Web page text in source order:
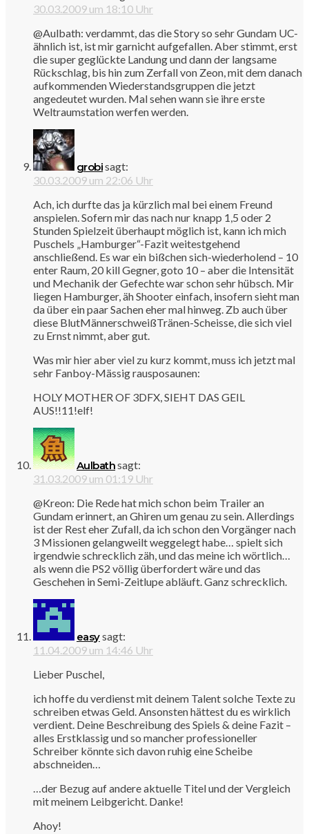
30.03.2009 um 18:10 Uhr
@Aulbath: verdammt, das die Story so sehr Gundam UC-
ähnlich ist, ist mir garnicht aufgefallen. Aber stimmt, erst
die super geglückte Landung und dann der langsame
Rückschlag, bis hin zum Zerfall von Zeon, mit dem danach
aufkommenden Wiederstandsgruppen die jetzt
angedeutet wurden. Mal sehen wann sie ihre erste
Weltraumstation werfen werden.
grobisagt:
30.03.2009 um 22:06 Uhr
Ach, ich durfte das ja kürzlich mal bei einem Freund
anspielen. Sofern mir das nach nur knapp 1,5 oder 2
Stunden Spielzeit überhaupt möglich ist, kann ich mich
Puschels „Hamburger“-Fazit weitestgehend
anschließend. Es war ein bißchen sich-wiederholend – 10
enter Raum, 20 kill Gegner, goto 10 – aber die Intensität
und Mechanik der Gefechte war schon sehr hübsch. Mir
liegen Hamburger, äh Shooter einfach, insofern sieht man
da über ein paar Sachen eher mal hinweg. Zb auch über
diese BlutMännerschweißTränen-Scheisse, die sich viel
zu Ernst nimmt, aber gut.
Was mir hier aber viel zu kurz kommt, muss ich jetzt mal
sehr Fanboy-Mässig rausposaunen:
HOLY MOTHER OF 3DFX, SIEHT DAS GEIL
AUS!!11!elf!
Aulbathsagt:
31.03.2009 um 01:19 Uhr
@Kreon: Die Rede hat mich schon beim Trailer an
Gundam erinnert, an Ghiren um genau zu sein. Allerdings
ist der Rest eher Zufall, da ich schon den Vorgänger nach
3 Missionen gelangweilt weggelegt habe… spielt sich
irgendwie schrecklich zäh, und das meine ich wörtlich…
als wenn die PS2 völlig überfordert wäre und das
Geschehen in Semi-Zeitlupe abläuft. Ganz schrecklich.
easysagt:
11.04.2009 um 14:46 Uhr
Lieber Puschel,
ich hoffe du verdienst mit deinem Talent solche Texte zu
schreiben etwas Geld. Ansonsten hättest du es wirklich
verdient. Deine Beschreibung des Spiels & deine Fazit –
alles Erstklassig und so mancher professioneller
Schreiber könnte sich davon ruhig eine Scheibe
abschneiden…
…der Bezug auf andere aktuelle Titel und der Vergleich
mit meinem Leibgericht. Danke!
Ahoy!